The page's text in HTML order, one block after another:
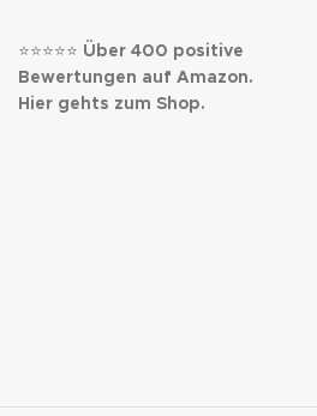
⭐⭐⭐⭐⭐ Über 400 positive
Bewertungen auf Amazon.
Hier gehts zum Shop.